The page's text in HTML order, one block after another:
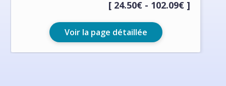
[ 24.50€ - 102.09€ ]
Voir la page détaillée